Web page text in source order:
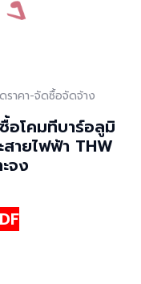
ราคา-จัดซื้อจัดจ้าง
อโคมทีบาร์อลูมิ
ายไฟฟ้า THW
จง